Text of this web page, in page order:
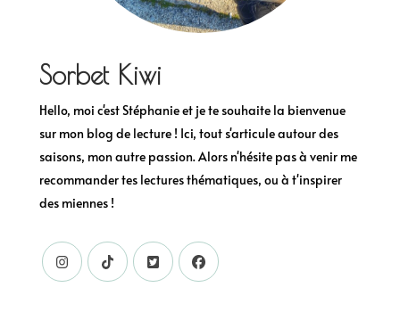
Sorbet Kiwi
Hello, moi c'est Stéphanie et je te souhaite la bienvenue
sur mon blog de lecture ! Ici, tout s'articule autour des
saisons, mon autre passion. Alors n'hésite pas à venir me
recommander tes lectures thématiques, ou à t'inspirer
des miennes !